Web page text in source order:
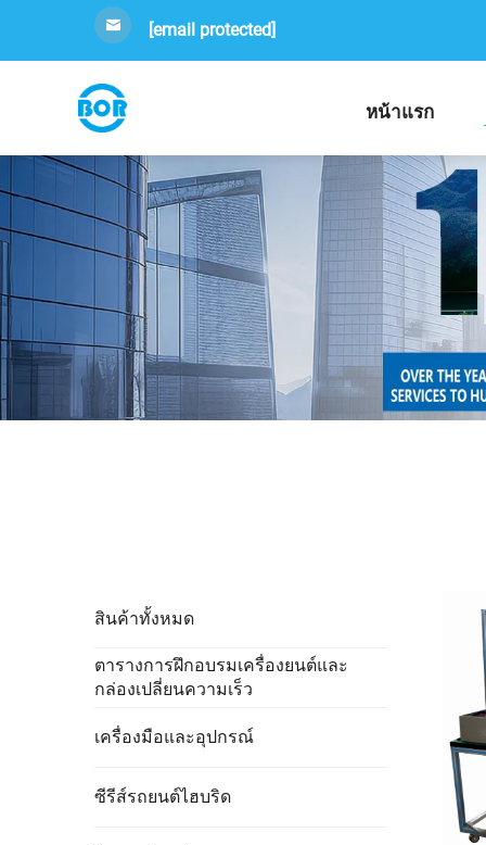
[email protected]
หน้าแรก
สินค้าทั้งหมด
ตารางการฝึกอบรมเครื่องยนต์และ
กล่องเปลี่ยนความเร็ว
เครื่องมือและอุปกรณ์
ซีรีส์รถยนต์ไฮบริด